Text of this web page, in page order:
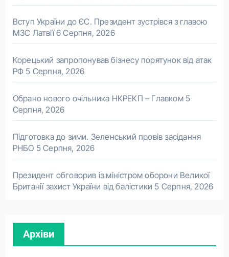
Вступ України до ЄС. Президент зустрівся з главою
МЗС Латвії 6 Серпня, 2026
Корецький запропонував бізнесу порятунок від атак
РФ 5 Серпня, 2026
Обрано нового очільника НКРЕКП – Главком 5
Серпня, 2026
Підготовка до зими. Зеленський провів засідання
РНБО 5 Серпня, 2026
Президент обговорив із міністром оборони Великої
Британії захист України від балістики 5 Серпня, 2026
Архіви